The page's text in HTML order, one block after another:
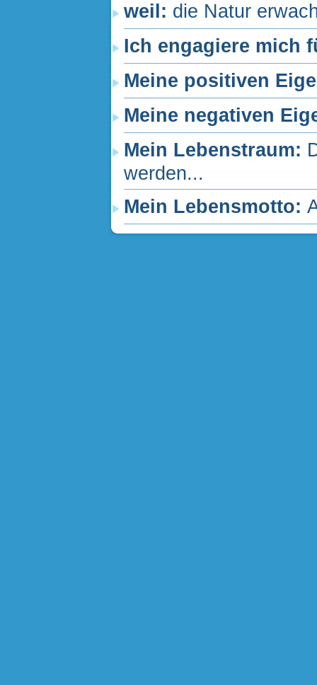
weil: die Natur
Ich engagiere mich
Meine positiven
Meine negativen
Mein Lebenstraum:
werden...
Mein Lebensmotto: